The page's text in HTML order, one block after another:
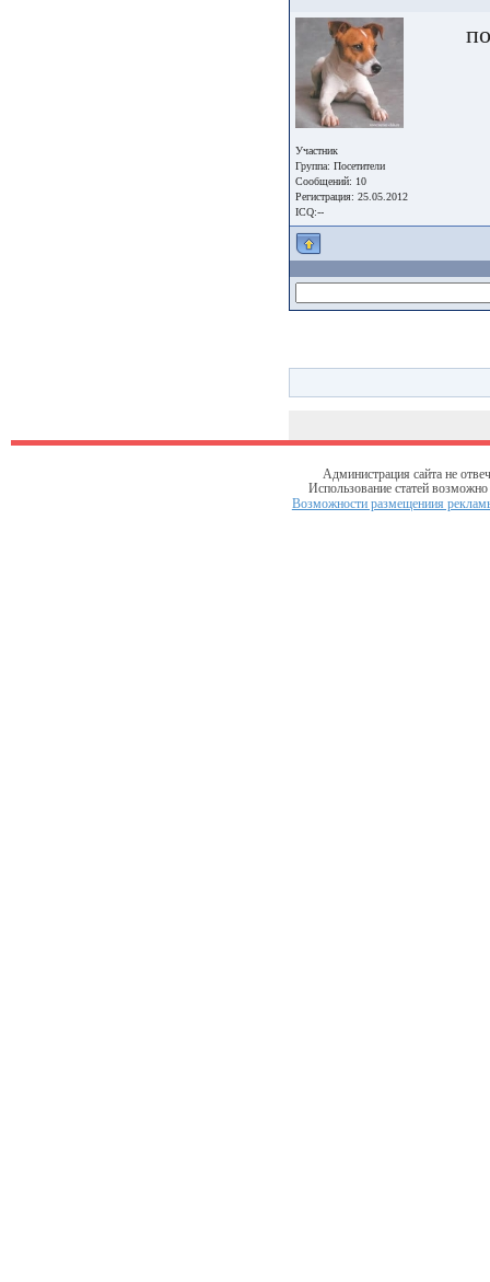
Участник
Группа: Посетители
Сообщений: 10
Регистрация: 25.05.2012
ICQ:--
Администрация сайта не
Использование статей
Возможности размещениия